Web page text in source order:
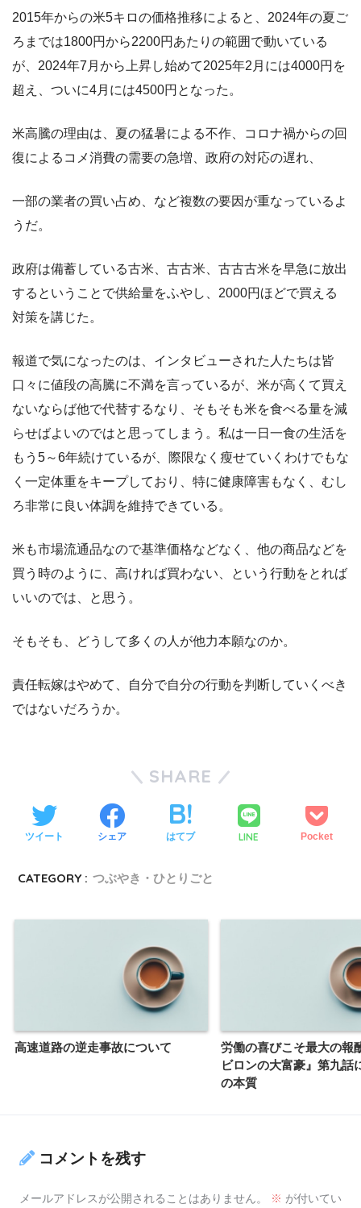
2015年からの米5キロの価格推移によると、2024年の夏ご
ろまでは1800円から2200円あたりの範囲で動いている
が、2024年7月から上昇し始めて2025年2月には4000円を
超え、ついに4月には4500円となった。
米高騰の理由は、夏の猛暑による不作、コロナ禍からの回
復によるコメ消費の需要の急増、政府の対応の遅れ、
一部の業者の買い占め、など複数の要因が重なっているよ
うだ。
政府は備蓄している古米、古古米、古古古米を早急に放出
するということで供給量をふやし、2000円ほどで買える
対策を講じた。
報道で気になったのは、インタビューされた人たちは皆
口々に値段の高騰に不満を言っているが、米が高くて買え
ないならば他で代替するなり、そもそも米を食べる量を減
らせばよいのではと思ってしまう。私は一日一食の生活を
もう5～6年続けているが、際限なく瘦せていくわけでもな
く一定体重をキープしており、特に健康障害もなく、むし
ろ非常に良い体調を維持できている。
米も市場流通品なので基準価格などなく、他の商品などを
買う時のように、高ければ買わない、という行動をとれば
いいのでは、と思う。
そもそも、どうして多くの人が他力本願なのか。
責任転嫁はやめて、自分で自分の行動を判断していくべき
ではないだろうか。
SHARE
ツイート シェア はてブ LINE Pocket
CATEGORY : つぶやき・ひとりごと
高速道路の逆走事故について
労働の喜びこそ最大の報
ビロンの大富豪』第九話
の本質
コメントを残す
メールアドレスが公開されることはありません。 ※ が付いてい